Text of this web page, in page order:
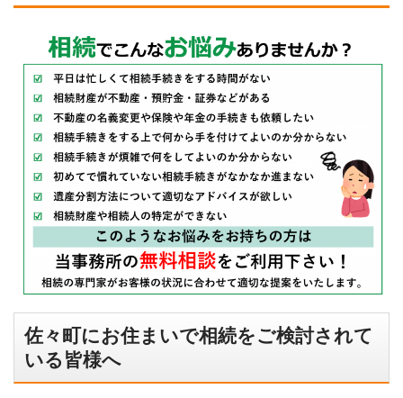
佐々町にお住まいで相続をご検討されて
いる皆様へ